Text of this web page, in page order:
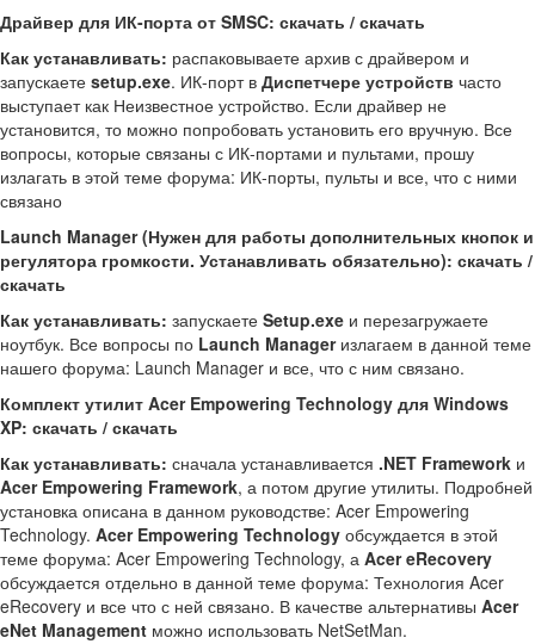
Драйвер для ИК-порта от SMSC: скачать / скачать
Как устанавливать: распаковываете архив с драйвером и
запускаете setup.exe. ИК-порт в Диспетчере устройств часто
выступает как Неизвестное устройство. Если драйвер не
установится, то можно попробовать установить его вручную. Все
вопросы, которые связаны с ИК-портами и пультами, прошу
излагать в этой теме форума: ИК-порты, пульты и все, что с ними
связано
Launch Manager (Нужен для работы дополнительных кнопок и
регулятора громкости. Устанавливать обязательно): скачать /
скачать
Как устанавливать: запускаете Setup.exe и перезагружаете
ноутбук. Все вопросы по Launch Managerизлагаем в данной теме
нашего форума: Launch Manager и все, что с ним связано.
Комплект утилит Acer Empowering Technology для Windows
XP: скачать / скачать
Как устанавливать: сначала устанавливается .NET Framework и
Acer Empowering Framework, а потом другие утилиты. Подробней
установка описана в данном руководстве: Acer Empowering
Technology. Acer Empowering Technology обсуждается в этой
теме форума: Acer Empowering Technology, а Acer eRecovery
обсуждается отдельно в данной теме форума: Технология Acer
eRecovery и все что с ней связано. В качестве альтернативы Acer
eNet Management можно использовать NetSetMan.